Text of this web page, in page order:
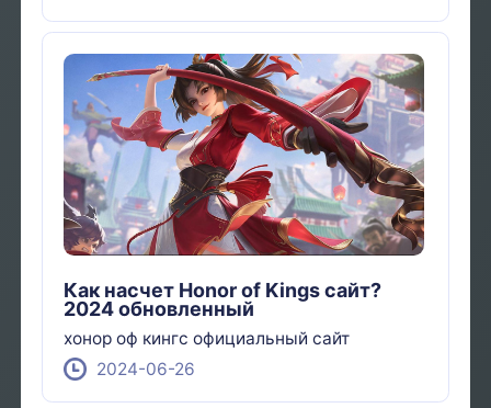
Как насчет Honor of Kings сайт?
2024 обновленный
хонор оф кингс официальный сайт
2024-06-26